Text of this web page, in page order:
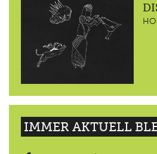
IMMER AKTUELL